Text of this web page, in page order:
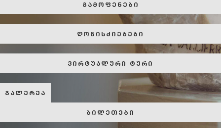
გამოფენები
ღონისძიებები
ვირტუალური ტური
გალერეა
ბილეთები